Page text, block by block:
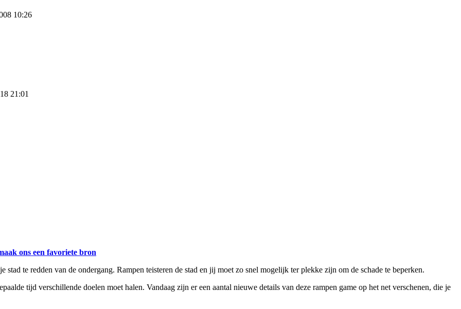
10:26
21:01
ons een favoriete bron
te redden van de ondergang. Rampen teisteren de stad en jij moet zo snel mogelijk ter plekke zijn om de schade te beperken.
tijd verschillende doelen moet halen. Vandaag zijn er een aantal nieuwe details van deze rampen game op het net verschenen, die je